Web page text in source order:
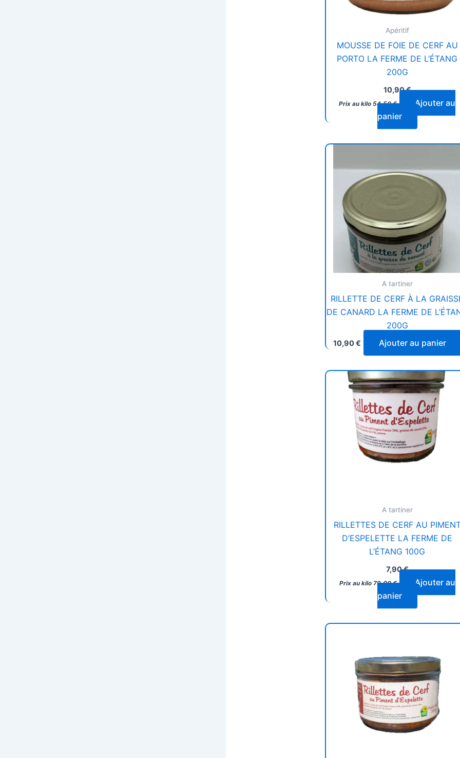
Apéritif
MOUSSE DE FOIE DE CERF AU
PORTO LA FERME DE L’ÉTANG
200G
10,90€
Prix au kilo 54,50€
Ajouter au
panier
A tartiner
RILLETTE DE CERF À LA
DE CANARD LA FERME DE
200G
10,90€ Ajouter au panier
A tartiner
RILLETTES DE CERF AU
D’ESPELETTE LA FERME DE
L’ÉTANG 100G
7,90€
Prix au kilo 79,00€
Ajouter au
panier